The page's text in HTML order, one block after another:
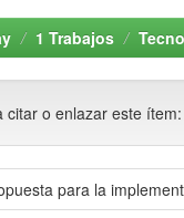
1 Trabajos
citar o enlazar este ítem:
para la